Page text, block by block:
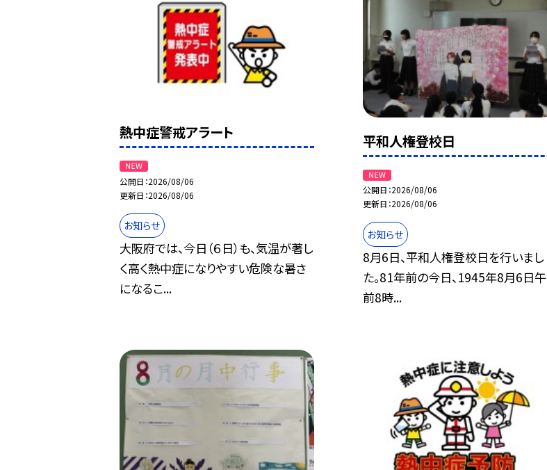
熱中症警戒アラート
公開日 2026/08/06
更新日 2026/08/06
お知らせ
大阪府では、今日（６日）も、気温が著し
く高く熱中症になりやすい危険な暑さ
になるこ...
平和人権登校日
公開日 2026/08/06
更新日 2026/08/06
お知らせ
8月6日、平和人権登校日を行いまし
た。81年前の今日、1945年8月6日午
前8時...